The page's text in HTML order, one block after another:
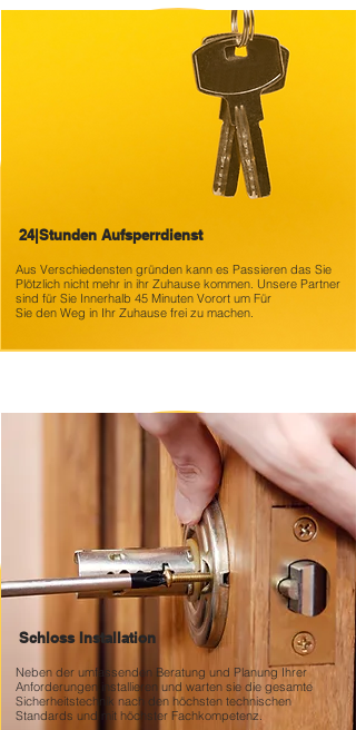
24|Stunden Aufsperrdienst
Aus Verschiedensten gründen kann es Passieren das Sie
Plötzlich nicht mehr in ihr Zuhause kommen. Unsere Partner
sind für Sie Innerhalb 45 Minuten Vorort um Für
Sie den Weg in Ihr Zuhause frei zu machen.
Schloss Installation
Neben der umfassenden Beratung und Planung Ihrer
Anforderungen installieren und warten sie die gesamte
Sicherheitstechnik nach den höchsten technischen
Standards und mit höchster Fachkompetenz.